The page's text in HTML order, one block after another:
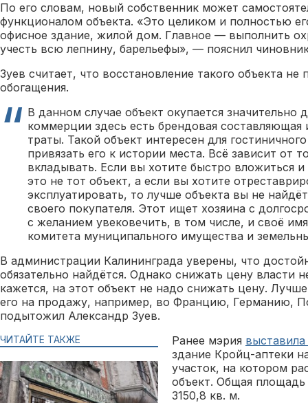
По его словам, новый собственник может
функционалом объекта. «Это целиком и полностью
офисное здание, жилой дом. Главное — выполнить
учесть всю лепнину, барельефы», — пояснил
Зуев считает, что восстановление такого объекта не
обогащения.
В данном случае объект окупается значительно
коммерции здесь есть брендовая составляющая
траты. Такой объект интересен для
привязать его к истории места. Всё зависит от
вкладывать. Если вы хотите быстро вложиться
это не тот объект, а если вы хотите
эксплуатировать, то лучше объекта вы не
своего покупателя. Этот ищет хозяина с
с желанием увековечить, в том числе, и своё
комитета муниципального имущества и
В администрации Калининграда уверены, что
обязательно найдётся. Однако снижать цену власти
кажется, на этот объект не надо снижать цену.
его на продажу, например, во Францию, Германию,
подытожил Александр Зуев.
ЧИТАЙТЕ ТАКЖЕ Ранее мэрия
здание Кройц-аптеки
участок, на котором
объект. Общая площадь
3150,8 кв. м.